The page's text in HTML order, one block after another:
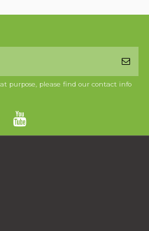
purpose, please find our contact info